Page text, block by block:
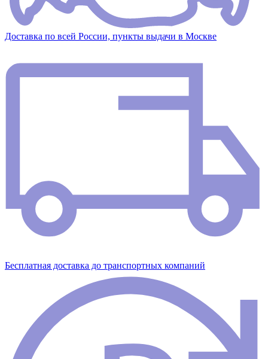
Доставка по всей России, пункты выдачи в Москве
Бесплатная доставка до транспортных компаний